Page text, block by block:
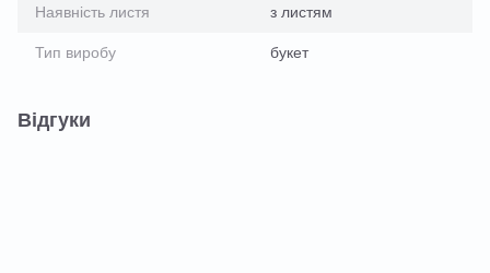
Наявність листя з листям
Тип виробу букет
Відгуки